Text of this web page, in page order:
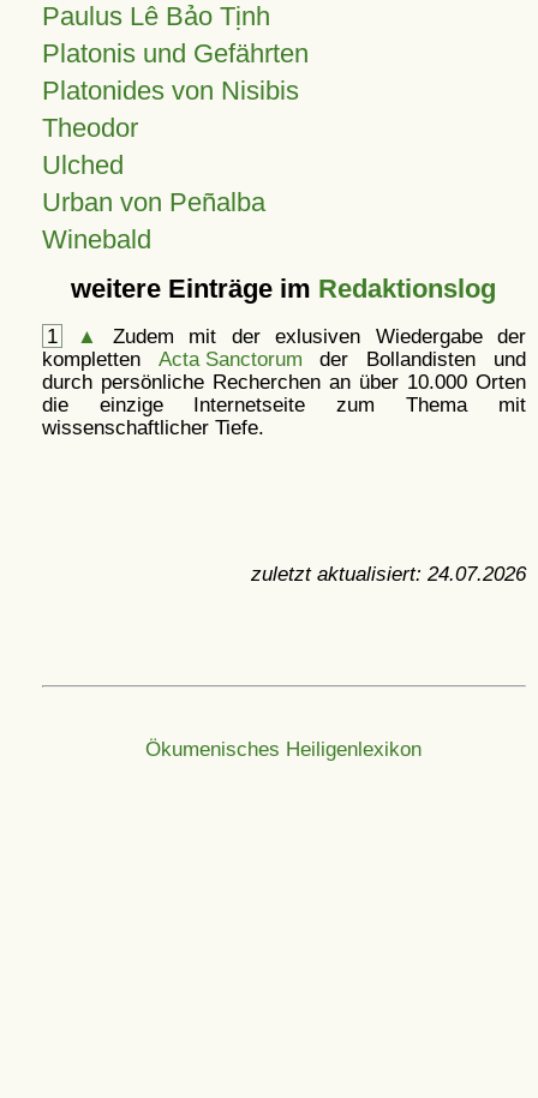
Paulus Lê Bảo Tịnh
Platonis und Gefährten
Platonides von Nisibis
Theodor
Ulched
Urban von Peñalba
Winebald
weitere Einträge im Redaktionslog
1 ▲
Zudem mit der exlusiven Wiedergabe der
kompletten Acta Sanctorum der Bollandisten und
durch persönliche Recherchen an über 10.000 Orten
die einzige Internetseite zum Thema mit
wissenschaftlicher Tiefe.
zuletzt aktualisiert: 24.07.2026
Ökumenisches Heiligenlexikon